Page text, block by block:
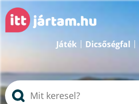
Játék Dicsőségfal